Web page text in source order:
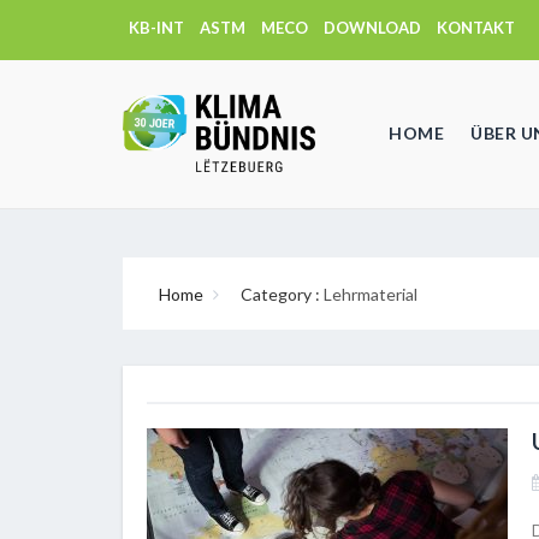
KB-INT ASTM MECO DOWNLOAD KONTAKT
HOME ÜBER
Home Category : Lehrmaterial